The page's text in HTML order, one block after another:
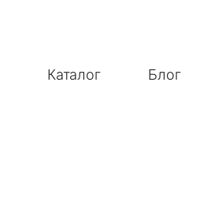
Каталог Блог